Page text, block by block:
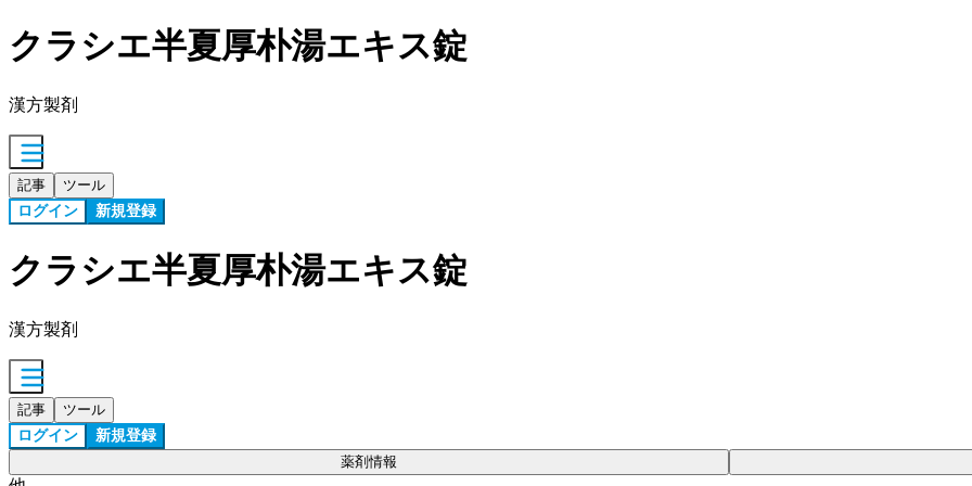
クラシエ半夏厚朴湯エキス錠
漢方製剤
記事 ツール
ログイン 新規登録
クラシエ半夏厚朴湯エキス錠
漢方製剤
記事 ツール
ログイン 新規登録
薬剤情報